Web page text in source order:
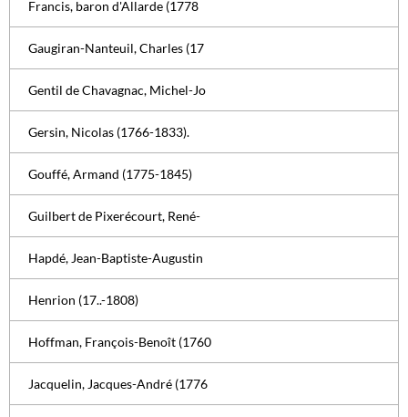
Francis, baron d'Allarde (1778
Gaugiran-Nanteuil, Charles (17
Gentil de Chavagnac, Michel-Jo
Gersin, Nicolas (1766-1833).
Gouffé, Armand (1775-1845)
Guilbert de Pixerécourt, René-
Hapdé, Jean-Baptiste-Augustin
Henrion (17..-1808)
Hoffman, François-Benoît (1760
Jacquelin, Jacques-André (1776